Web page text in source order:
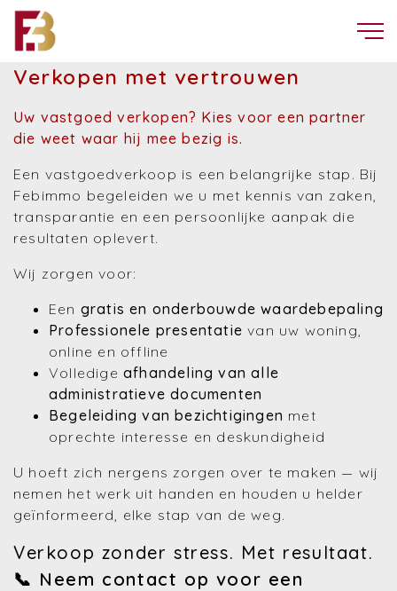
Verkopen met vertrouwen
Uw vastgoed verkopen? Kies voor een partner
die weet waar hij mee bezig is.
Een vastgoedverkoop is een belangrijke stap. Bij
Febimmo begeleiden we u met kennis van zaken,
transparantie en een persoonlijke aanpak die
resultaten oplevert.
Wij zorgen voor:
Een gratis en onderbouwde waardebepaling
Professionele presentatie van uw woning,
online en offline
Volledige afhandeling van alle
administratieve documenten
Begeleiding van bezichtigingen met
oprechte interesse en deskundigheid
U hoeft zich nergens zorgen over te maken — wij
nemen het werk uit handen en houden u helder
geïnformeerd, elke stap van de weg.
Verkoop zonder stress. Met resultaat.
📞 Neem contact op voor een